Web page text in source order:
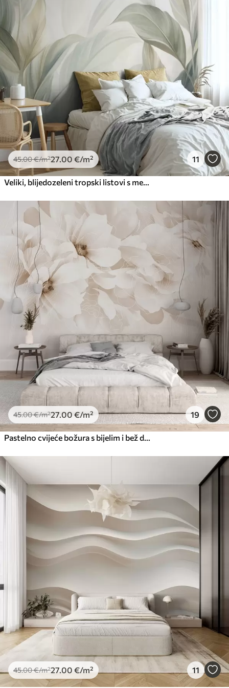
Premium
56 .67 €/m²
Premium vinil
66 40 .00 /m²
Peel and Stick
81.6749.00€/m²
45.00€/m²27 .00 €/m² 11
45.00€/m²27 .00 €/m² 19
45.00€/m²27 .00 €/m² 11